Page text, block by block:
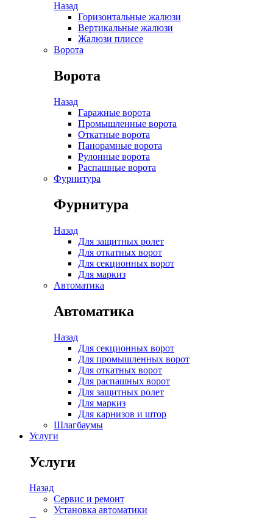
Назад
Горизонтальные жалюзи
Вертикальные жалюзи
Жалюзи плиссе
Ворота
Ворота
Назад
Гаражные ворота
Промышленные ворота
Откатные ворота
Панорамные ворота
Рулонные ворота
Распашные ворота
Фурнитура
Фурнитура
Назад
Для защитных ролет
Для откатных ворот
Для секционных ворот
Для маркиз
Автоматика
Автоматика
Назад
Для секционных ворот
Для промышленных ворот
Для откатных ворот
Для распашных ворот
Для защитных ролет
Для маркиз
Для карнизов и штор
Шлагбаумы
Услуги
Услуги
Назад
Сервис и ремонт
Установка автоматики